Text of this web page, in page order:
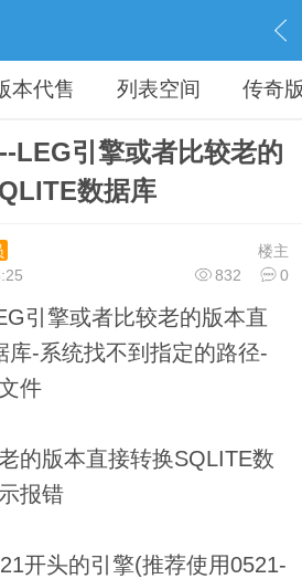
程学习 › 内容
本代售 列表空间 传奇
LEG引擎或者比较老的
数据库
楼主
832
0
引擎或者比较老的版本直
库-系统找不到指定的路径-
件
的版本直接转换SQLITE数
报错
开头的引擎(推荐使用0521-